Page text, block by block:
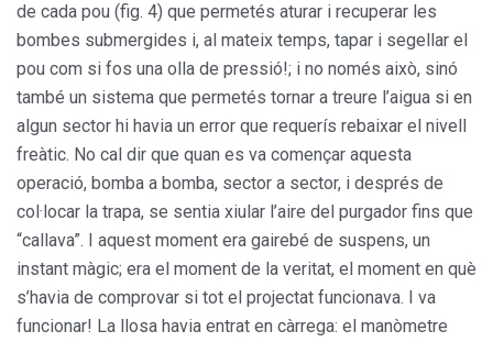
de cada pou (fig. 4) que permetés aturar i recuperar les
bombes submergides i, al mateix temps, tapar i segellar el
pou com si fos una olla de pressió!; i no només això, sinó
també un sistema que permetés tornar a treure l’aigua si en
algun sector hi havia un error que requerís rebaixar el nivell
freàtic. No cal dir que quan es va començar aquesta
operació, bomba a bomba, sector a sector, i després de
col·locar la trapa, se sentia xiular l’aire del purgador fins que
“callava”. I aquest moment era gairebé de suspens, un
instant màgic; era el moment de la veritat, el moment en què
s’havia de comprovar si tot el projectat funcionava. I va
funcionar! La llosa havia entrat en càrrega: el manòmetre